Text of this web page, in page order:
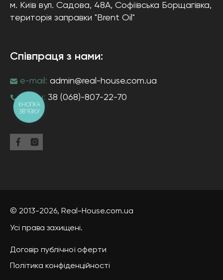
м. Київ вул. Садова, 48А, Софіївська Борщагівка,
територія заправки "Brent Oil"
Співпраця з нами:
e-mail: admin@real-house.com.ua
тел-н: 38 (068)-807-22-70
© 2013-2026, Real-House.com.ua
Усі права захищені.
Договір публічної оферти
Політика конфіденційності
КНОПКА
ЗВ'ЯЗКУ